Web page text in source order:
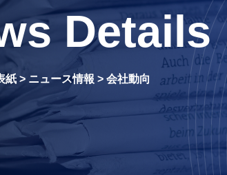
Details
紙 > ニュース情報 > 会社動向